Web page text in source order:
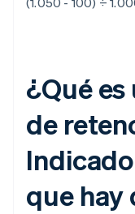
¿Qué
de
que hay